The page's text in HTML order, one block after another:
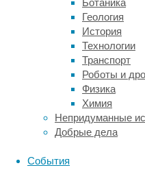
Ботаника
Геология
История
Технологии
Транспорт
Роботы и
Физика
Химия
Непридуманные
Добрые дела
События
нас
желудочно-
кишечном
тракте,
появились
из
лизогенов»,
—
объясняет
Пейкерен,